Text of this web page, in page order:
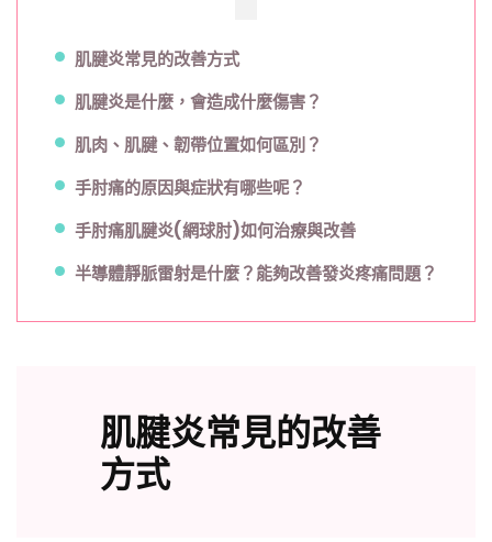
肌腱炎常見的改善方式
肌腱炎是什麼，會造成什麼傷害？
肌肉、肌腱、韌帶位置如何區別？
手肘痛的原因與症狀有哪些呢？
手肘痛肌腱炎(網球肘)如何治療與改善
半導體靜脈雷射是什麼？能夠改善發炎疼痛問題？
肌腱炎常見的改善
方式